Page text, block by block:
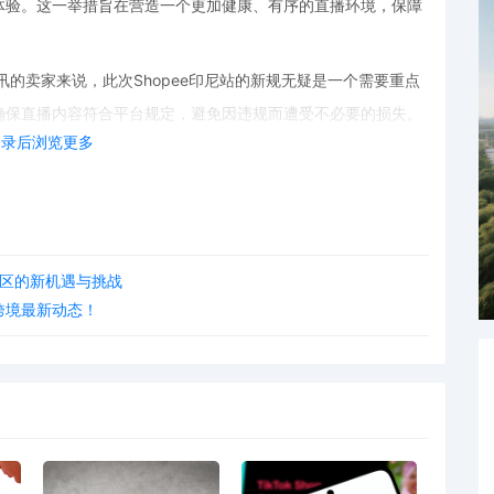
后浏览更多
。这一举措旨在营造一个更加健康、有序的直播环境，保障
卖家来说，此次Shopee印尼站的新规无疑是一个需要重点
直播内容符合平台规定，避免因违规而遭受不必要的损失。
做好应对准备。此外，卖家还可以通过POD电商平台对接，
的新机遇与挑战
最新动态！